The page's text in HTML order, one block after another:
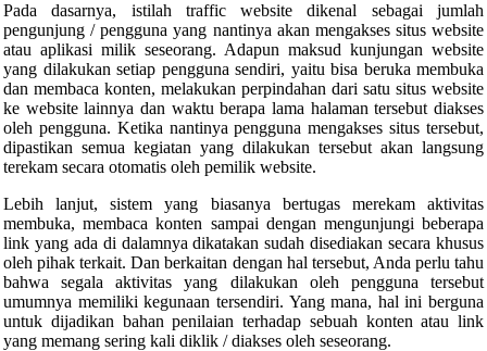
Pada dasarnya, istilah traffic website dikenal sebagai jumlah
pengunjung / pengguna yang nantinya akan mengakses situs website
atau aplikasi milik seseorang. Adapun maksud kunjungan website
yang dilakukan setiap pengguna sendiri, yaitu bisa beruka membuka
dan membaca konten, melakukan perpindahan dari satu situs website
ke website lainnya dan waktu berapa lama halaman tersebut diakses
oleh pengguna. Ketika nantinya pengguna mengakses situs tersebut,
dipastikan semua kegiatan yang dilakukan tersebut akan langsung
terekam secara otomatis oleh pemilik website.
Lebih lanjut, sistem yang biasanya bertugas merekam aktivitas
membuka, membaca konten sampai dengan mengunjungi beberapa
link yang ada di dalamnya dikatakan sudah disediakan secara khusus
oleh pihak terkait. Dan berkaitan dengan hal tersebut, Anda perlu tahu
bahwa segala aktivitas yang dilakukan oleh pengguna tersebut
umumnya memiliki kegunaan tersendiri. Yang mana, hal ini berguna
untuk dijadikan bahan penilaian terhadap sebuah konten atau link
yang memang sering kali diklik / diakses oleh seseorang.